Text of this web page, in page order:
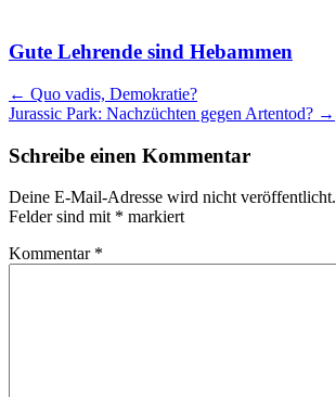
Gute Lehrende sind Hebammen
Artikel
Navigation
← Quo vadis, Demokratie?
Jurassic Park: Nachzüchten gegen Artentod? →
Schreibe einen Kommentar
Deine E-Mail-Adresse wird nicht veröffentlicht.
Felder sind mit * markiert
Kommentar *